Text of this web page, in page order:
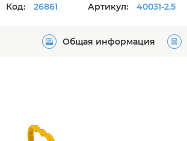
Код: 26861 Артикул: 40031-2.5
Общая информация